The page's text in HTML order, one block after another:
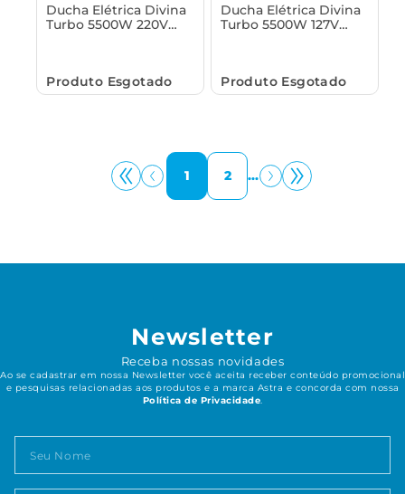
Ducha Elétrica Divina
Turbo 5500W 220V
Produto Esgotado
Ducha Elétrica Divina
Turbo 5500W 127V
Produto Esgotado
1 2 ...
Newsletter
Receba nossas novidades
Ao se cadastrar em nossa Newsletter você aceita receber conteúdo promocional
e pesquisas relacionadas aos produtos e a marca Astra e concorda com nossa
Política de Privacidade.